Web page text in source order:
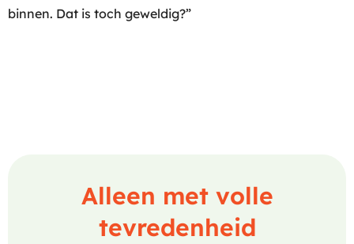
binnen. Dat is toch geweldig?”
Alleen met volle
tevredenheid